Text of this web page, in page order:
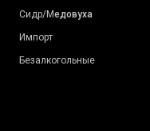
Сидр/Медовуха
Импорт
Безалкогольные